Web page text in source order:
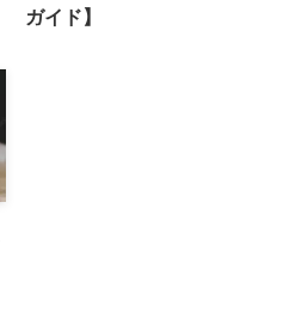
ガイド】